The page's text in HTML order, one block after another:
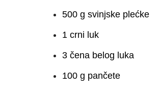
500 g svinjske plećke
1 crni luk
3 čena belog luka
100 g pančete